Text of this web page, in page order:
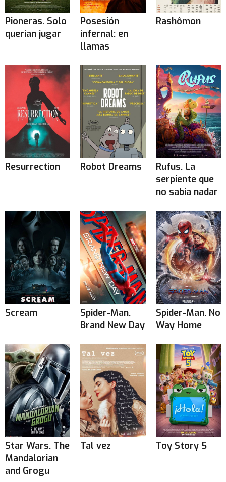
Pioneras. Solo
querían jugar
Posesión
infernal: en
llamas
Rashômon
Resurrection Robot Dreams
Rufus. La
serpiente que
no sabía nadar
Scream
Spider-Man.
Brand New Day
Spider-Man. No
Way Home
Star Wars. The
Mandalorian
and Grogu
Tal vez Toy Story 5